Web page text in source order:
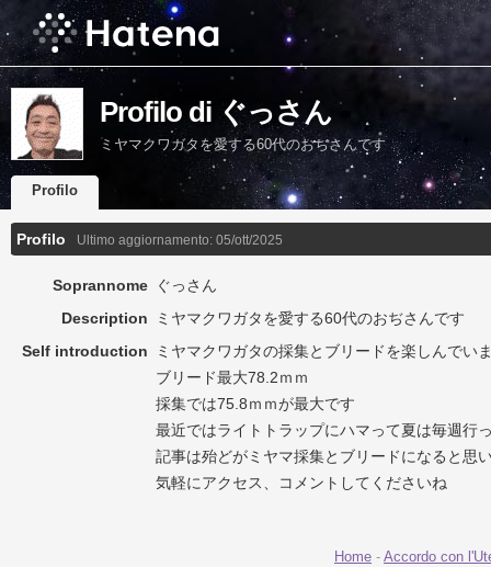
Profilo di ぐっさん
ミヤマクワガタを愛する60代のおぢさんです
Profilo
Profilo Ultimo aggiornamento: 05/ott/2025
Soprannome
ぐっさん
Description
ミヤマクワガタを愛する60代のおぢさんです
Self introduction
ミヤマクワガタの採集とブリードを楽しんでい
ブリード最大78.2ｍｍ
採集では75.8ｍｍが最大です
最近ではライトトラップにハマって夏は毎週行
記事は殆どがミヤマ採集とブリードになると思
気軽にアクセス、コメントしてくださいね
Home - Accordo con